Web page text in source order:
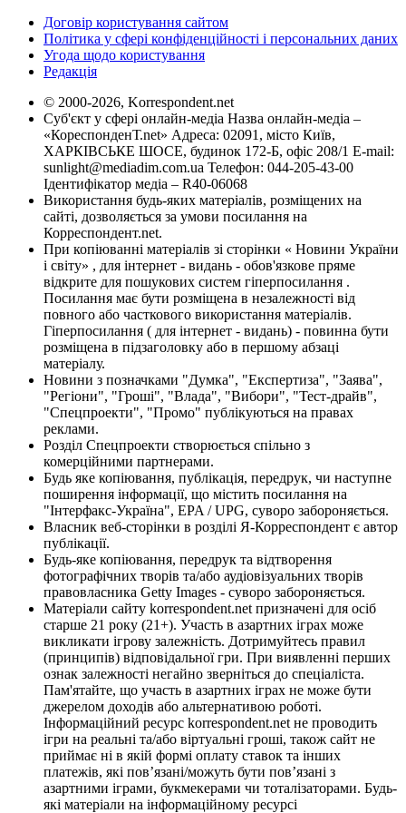
Договір користування сайтом
Політика у сфері конфіденційності і персональних даних
Угода щодо користування
Редакція
© 2000-2026, Korrespondent.net
Суб'єкт у сфері онлайн-медіа Назва онлайн-медіа –
«КореспонденТ.net» Адреса: 02091, місто Київ,
ХАРКІВСЬКЕ ШОСЕ, будинок 172-Б, офіс 208/1 E-mail:
sunlight@mediadim.com.ua Телефон: 044-205-43-00
Ідентифікатор медіа – R40-06068
Використання будь-яких матеріалів, розміщених на
сайті, дозволяється за умови посилання на
Корреспондент.net.
При копіюванні матеріалів зі сторінки « Новини України
і світу» , для інтернет - видань - обов'язкове пряме
відкрите для пошукових систем гіперпосилання .
Посилання має бути розміщена в незалежності від
повного або часткового використання матеріалів.
Гіперпосилання ( для інтернет - видань) - повинна бути
розміщена в підзаголовку або в першому абзаці
матеріалу.
Новини з позначками "Думка", "Експертиза", "Заява",
"Регіони", "Гроші", "Влада", "Вибори", "Тест-драйв",
"Спецпроекти", "Промо" публікуються на правах
реклами.
Розділ Спецпроекти створюється спільно з
комерційними партнерами.
Будь яке копіювання, публікація, передрук, чи наступне
поширення інформації, що містить посилання на
"Інтерфакс-Україна", EPA / UPG, суворо забороняється.
Власник веб-сторінки в розділі Я-Корреспондент є автор
публікації.
Будь-яке копіювання, передрук та відтворення
фотографічних творів та/або аудіовізуальних творів
правовласника Getty Images - суворо забороняється.
Матеріали сайту korrespondent.net призначені для осіб
старше 21 року (21+). Участь в азартних іграх може
викликати ігрову залежність. Дотримуйтесь правил
(принципів) відповідальної гри. При виявленні перших
ознак залежності негайно зверніться до спеціаліста.
Пам'ятайте, що участь в азартних іграх не може бути
джерелом доходів або альтернативою роботі.
Інформаційний ресурс korrespondent.net не проводить
ігри на реальні та/або віртуальні гроші, також сайт не
приймає ні в якій формі оплату ставок та інших
платежів, які пов’язані/можуть бути пов’язані з
азартними іграми, букмекерами чи тоталізаторами. Будь-
які матеріали на інформаційному ресурсі